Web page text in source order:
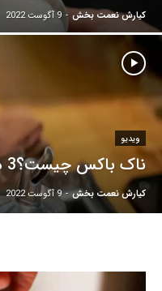
کیارش نعمت بخش - 9 آگوست 2022
ویدیو
ناک باکس چیست؟3 دلیل برای خرید ناک باکس
کیارش نعمت بخش - 9 آگوست 2022